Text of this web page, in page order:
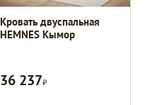
Кровать двуспальная
HEMNES Кымор
36 237Р